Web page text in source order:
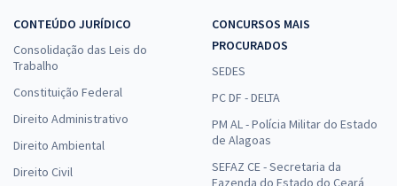
CONTEÚDO JURÍDICO
Consolidação das Leis do
Trabalho
Constituição Federal
Direito Administrativo
Direito Ambiental
Direito Civil
CONCURSOS MAIS
PROCURADOS
SEDES
PC DF - DELTA
PM AL - Polícia Militar do Estado
de Alagoas
SEFAZ CE - Secretaria da
Fazenda do Estado do Ceará